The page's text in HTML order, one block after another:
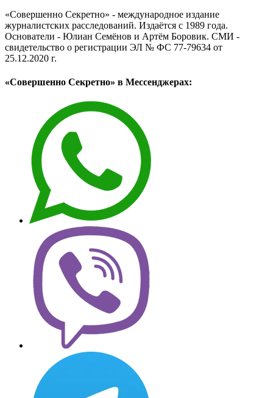
«Совершенно Секретно» - международное издание
журналистских расследований. Издаётся с 1989 года.
Основатели - Юлиан Семёнов и Артём Боровик. CМИ -
свидетельство о регистрации ЭЛ № ФС 77-79634 от
25.12.2020 г.
«Совершенно Секретно» в Мессенджерах: